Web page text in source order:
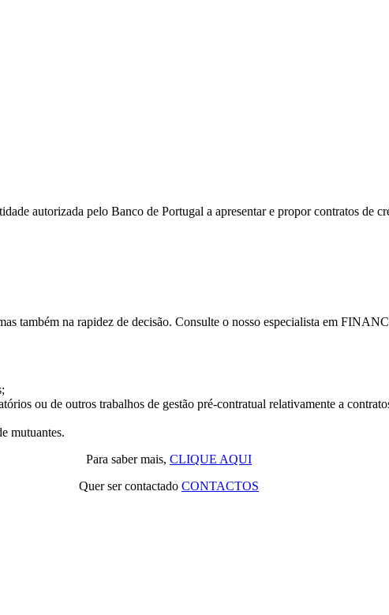
autorizada pelo Banco de Portugal a apresentar e propor contratos de
também na rapidez de decisão. Consulte o nosso especialista em
ou de outros trabalhos de gestão pré-contratual relativamente a
mutuantes.
Para saber mais, CLIQUE AQUI
Quer ser contactado CONTACTOS